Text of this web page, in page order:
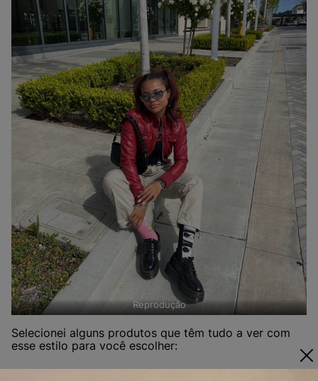
Reprodução
Selecionei alguns produtos que têm tudo a ver com
esse estilo para você escolher: